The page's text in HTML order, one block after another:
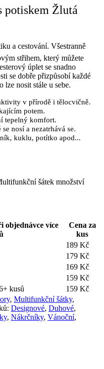
Žlutá
a cestování. Všestranně
střihem, který můžete
úplet se snadno
se dobře přizpůsobí každé
lze nosit stále u sebe.
v přírodě i tělocvičně.
potem.
tepelný komfort.
nosí a nezatrhává se.
kuklu, potítko apod...
šátek množství
objednávce více
Cena za
kus
189 Kč
179 Kč
169 Kč
159 Kč
kusů
159 Kč
, Multifunkční šátky,
Designové, Duhové,
, Nákrčníky, Vánoční,